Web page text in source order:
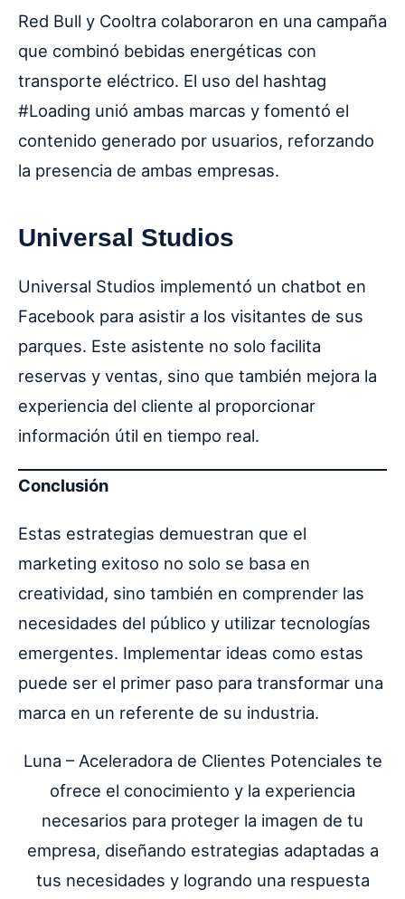
Red Bull y Cooltra colaboraron en una campaña
que combinó bebidas energéticas con
transporte eléctrico. El uso del hashtag
#Loading unió ambas marcas y fomentó el
contenido generado por usuarios, reforzando
la presencia de ambas empresas.
Universal Studios
Universal Studios implementó un chatbot en
Facebook para asistir a los visitantes de sus
parques. Este asistente no solo facilita
reservas y ventas, sino que también mejora la
experiencia del cliente al proporcionar
información útil en tiempo real.
Conclusión
Estas estrategias demuestran que el
marketing exitoso no solo se basa en
creatividad, sino también en comprender las
necesidades del público y utilizar tecnologías
emergentes. Implementar ideas como estas
puede ser el primer paso para transformar una
marca en un referente de su industria.
Luna – Aceleradora de Clientes Potenciales te
ofrece el conocimiento y la experiencia
necesarios para proteger la imagen de tu
empresa, diseñando estrategias adaptadas a
tus necesidades y logrando una respuesta